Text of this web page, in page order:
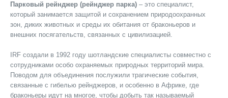
Парковый рейнджер (рейнджер парка) – это специалист,
который занимается защитой и сохранением природоохранных
зон, диких животных и среды их обитания от браконьеров и
внешних посягательств, связанных с цивилизацией.
IRF создали в 1992 году шотландские специалисты совместно с
сотрудниками особо охраняемых природных территорий мира.
Поводом для объединения послужили трагические события,
связанные с гибелью рейнджеров, и особенно в Африке, где
браконьеры идут на многое, чтобы добыть так называемый